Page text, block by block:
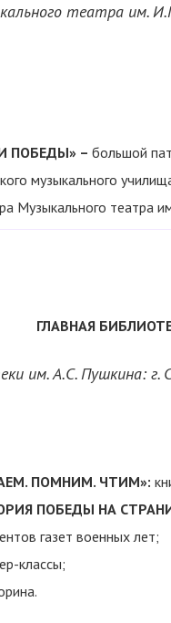
театра им.
ПОБЕДЫ» – большой
музыкального
Музыкального театра
ГЛАВНАЯ
им. А.С. Пушкина: г.
ПОМНИМ. ЧТИМ»:
ПОБЕДЫ НА
газет военных лет;
классы;